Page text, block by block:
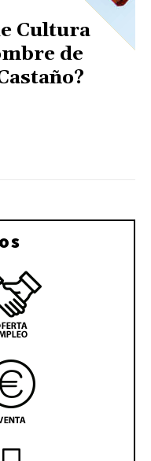
Cultura
de